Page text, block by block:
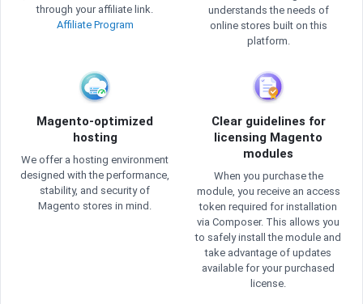
through your affiliate link.
Affiliate Program
understands the needs of
online stores built on this
platform.
Magento-optimized
hosting
We offer a hosting environment
designed with the performance,
stability, and security of
Magento stores in mind.
Clear guidelines for
licensing Magento
modules
When you purchase the
module, you receive an access
token required for installation
via Composer. This allows you
to safely install the module and
take advantage of updates
available for your purchased
license.